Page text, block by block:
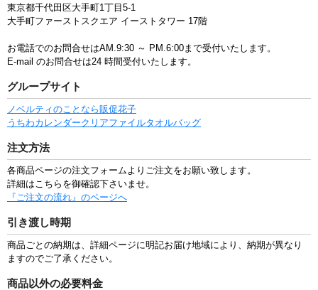
東京都千代田区大手町1丁目5-1
大手町ファーストスクエア イーストタワー 17階
お電話でのお問合せはAM.9:30 ～ PM.6:00まで受付いたします。
E-mail のお問合せは24 時間受付いたします。
グループサイト
ノベルティのことなら販促花子
うちわカレンダークリアファイルタオルバッグ
注文方法
各商品ページの注文フォームよりご注文をお願い致します。
詳細はこちらを御確認下さいませ。
『ご注文の流れ』のページへ
引き渡し時期
商品ごとの納期は、詳細ページに明記お届け地域により、納期が異なり
ますのでご了承ください。
商品以外の必要料金